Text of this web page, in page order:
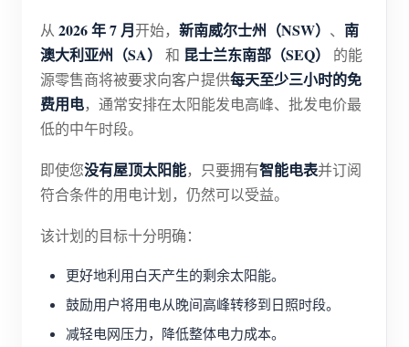
从 2026 年 7 月开始， 新南威尔士州（NSW） 、 南
澳大利亚州（SA）
和 昆士兰东南部（SEQ）
的能
源零售商将被要求向客户提供每天至少三小时的免
费用电，通常安排在太阳能发电高峰、批发电价最
低的中午时段。
即使您没有屋顶太阳能，只要拥有智能电表并订阅
符合条件的用电计划，仍然可以受益。
该计划的目标十分明确：
更好地利用白天产生的剩余太阳能。
鼓励用户将用电从晚间高峰转移到日照时段。
减轻电网压力，降低整体电力成本。